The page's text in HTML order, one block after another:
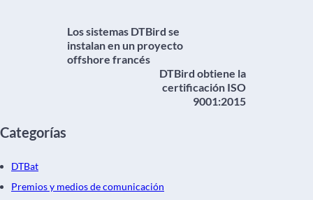
Los sistemas DTBird se
instalan en un proyecto
offshore francés
DTBird obtiene la
certificación ISO
9001:2015
Categorías
DTBat
Premios y medios de comunicación